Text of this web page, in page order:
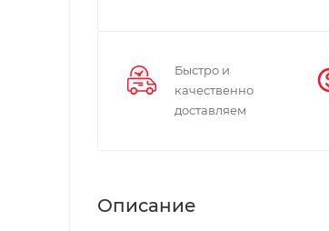
Быстро и
качественно
доставляем
Описание